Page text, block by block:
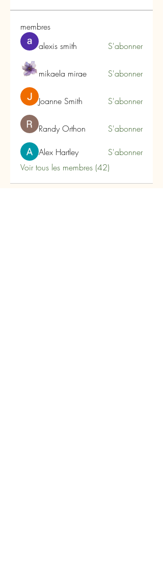
membres
alexis smith
S'abonner
mikaela mirae S'abonner
Joanne Smith S'abonner
Randy Orthon S'abonner
Alex Hartley
S'abonner
Voir tous les membres (42)